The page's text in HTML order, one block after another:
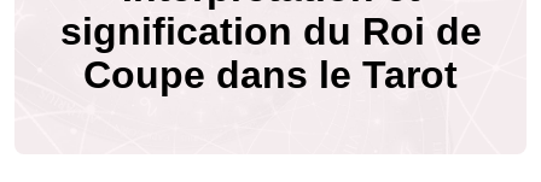
signification du Roi de
Coupe dans le Tarot